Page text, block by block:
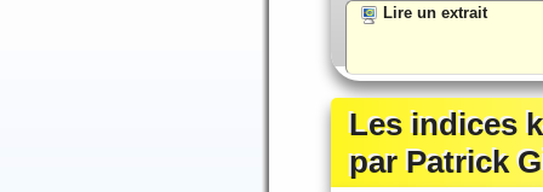
Lire un extrait
Les indices
par Patrick